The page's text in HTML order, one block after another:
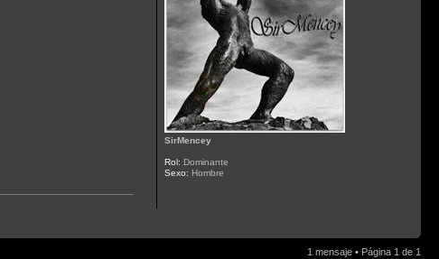
SirMencey
Rol: Dominante
Sexo: Hombre
1 mensaje • Página 1 de 1